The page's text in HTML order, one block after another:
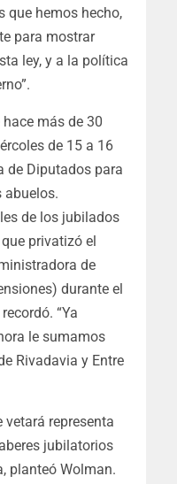
que hemos hecho,
para mostrar
ley, y a la política
más de 30
de 15 a 16
de Diputados para
abuelos.
de los jubilados
privatizó el
de
durante el
“Ya
le sumamos
Rivadavia y Entre
representa
jubilatorios
planteó Wolman.